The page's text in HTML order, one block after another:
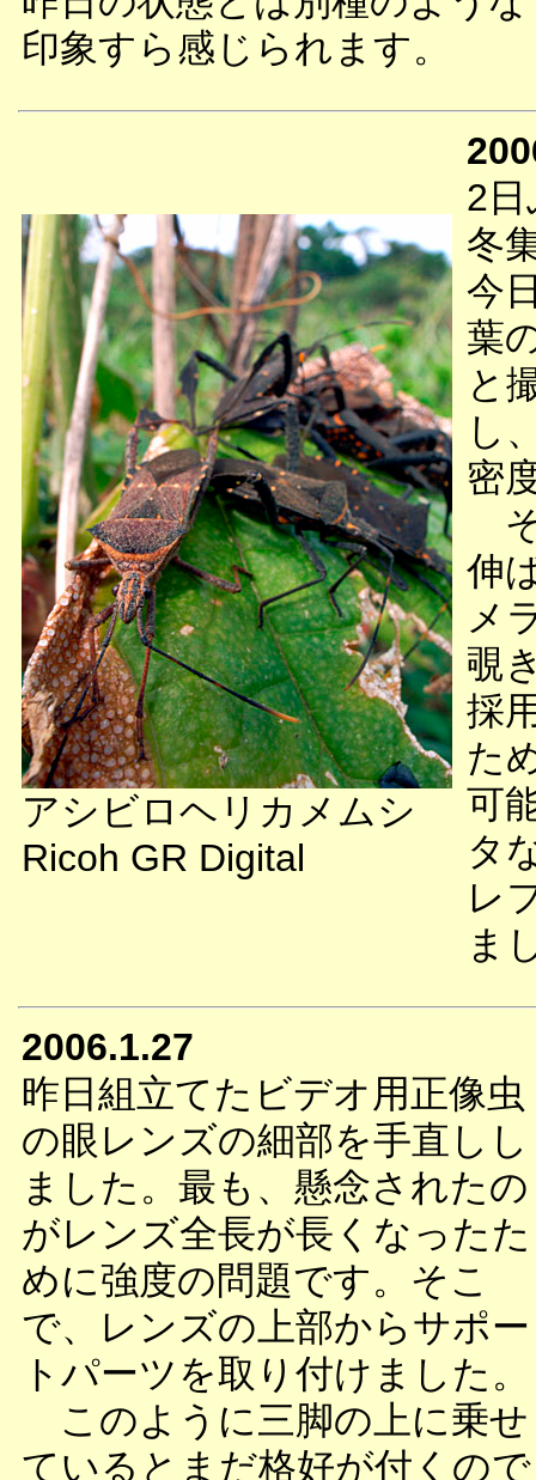
印象すら感じられます。
アシビロヘリカメムシ
Ricoh GR Digital
2
冬
今
葉
と
し
密
伸
メ
覗
採
た
可
タ
レ
ま
2006.1.27
昨日組立てたビデオ用正像虫
の眼レンズの細部を手直しし
ました。最も、懸念されたの
がレンズ全長が長くなったた
めに強度の問題です。そこ
で、レンズの上部からサポー
トパーツを取り付けました。
このように三脚の上に乗せ
ているとまだ格好が付くので